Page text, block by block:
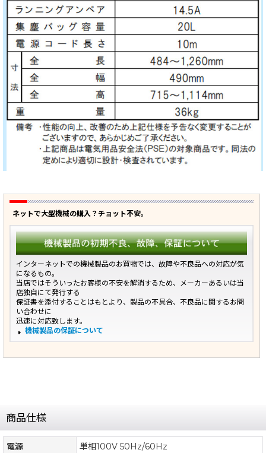
ネットで大型機械の購入？チョット不安。
インターネットでの機械製品のお買物では、故障や不良品への対応が気
になるもの。
当店ではそういったお客様の不安を解消するため、メーカーあるいは当
店独自にて発行する
保証書を添付することはもとより、製品の不具合、不良品に関するお問
い合わせに
迅速に対応致します。
機械製品の保証について
商品仕様
電源
単相100V 50Hz/60Hz